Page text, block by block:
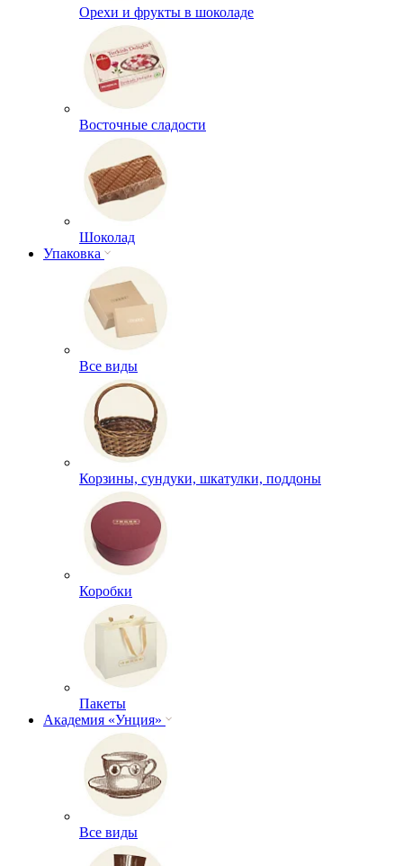
Орехи и фрукты в шоколаде
Восточные сладости
Шоколад
Упаковка
Все виды
Корзины, сундуки, шкатулки, поддоны
Коробки
Пакеты
Академия «Унция»
Все виды